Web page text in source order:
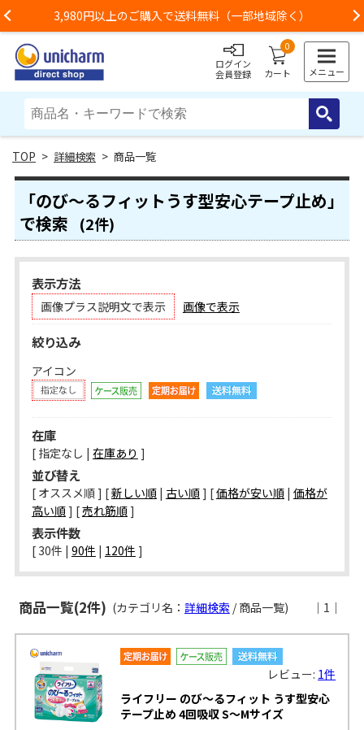
Previous3,980円以上のご購入で送料無料（一部地域除く）
ログイン
会員登録
0
カート メニュー
> 詳細検索 > 商品一覧
「のび～るフィットうす型安心テープ止め」
で検索
(2件)
表示方法
画像プラス説明文で表示 画像で表示
絞り込み
アイコン
在庫
[ 指定なし | 在庫あり ]
並び替え
[ オススメ順 ] [新しい順| 古い順] [価格が安い順| 価格が
高い順] [売れ筋順]
表示件数
[ 30件 | 90件 | 120件 ]
商品一覧(2件) ｜1｜
(カテゴリ名： 詳細検索 / 商品一覧)
レビュー: 1件
ライフリー のび～るフィット うす型安心
テープ止め 4回吸収 S～Mサイズ